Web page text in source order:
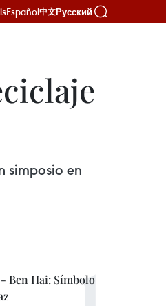
Español中文Русский
simposio en
Ben Hai: Símbolo